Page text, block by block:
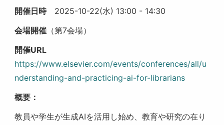
開催日時 2025-10-22(水) 13:00 - 14:30
会場開催 （第7会場）
開催URL
https://www.elsevier.com/events/conferences/all/u
nderstanding-and-practicing-ai-for-librarians
概要：
教員や学生が生成AIを活用し始め、教育や研究の在り